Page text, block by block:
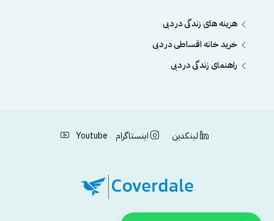
هزینه های زندگی در دبی
خرید خانه اقساطی در دبی
راهنمای زندگی در دبی
لینکدین اینستاگرام Youtube